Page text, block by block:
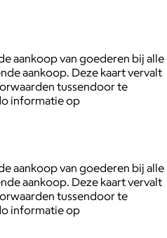
aankoop van goederen bij alle
aankoop. Deze kaart vervalt
tussendoor te
informatie op
aankoop van goederen bij alle
aankoop. Deze kaart vervalt
tussendoor te
informatie op